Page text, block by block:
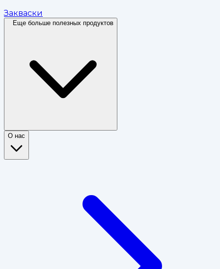
Закваски
Еще больше полезных продуктов
О нас